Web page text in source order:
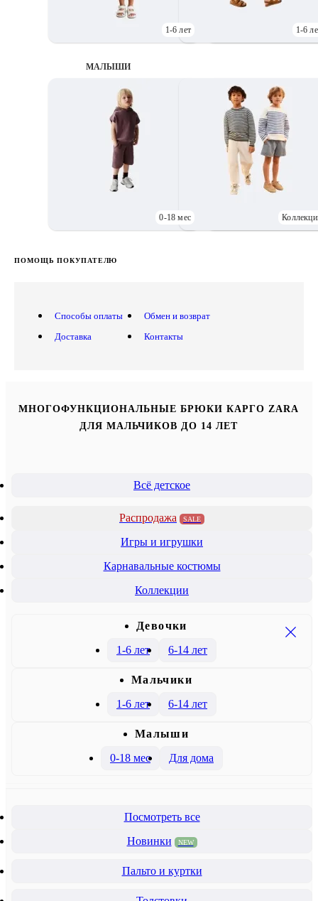
1-6 лет 1-6
МАЛЫШИ
0-18 мес
ПОМОЩЬ ПОКУПАТЕЛЮ
Способы оплаты
Доставка
Обмен и возврат
Контакты
МНОГОФУНКЦИОНАЛЬНЫЕ БРЮКИ КАРГО ZARA
ДЛЯ МАЛЬЧИКОВ ДО 14 ЛЕТ
Всё детское
Распродажа SALE
Игры и игрушки
Карнавальные костюмы
Коллекции
Девочки
1-6 лет
6-14 лет
Mальчики
1-6 лет
6-14 лет
Малыши
0-18 мес
Для дома
Посмотреть все
Новинки
NEW
Пальто и куртки